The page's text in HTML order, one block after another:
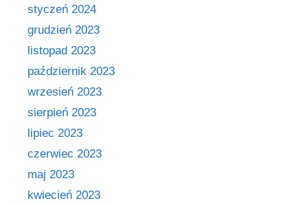
styczeń 2024
grudzień 2023
listopad 2023
październik 2023
wrzesień 2023
sierpień 2023
lipiec 2023
czerwiec 2023
maj 2023
kwiecień 2023